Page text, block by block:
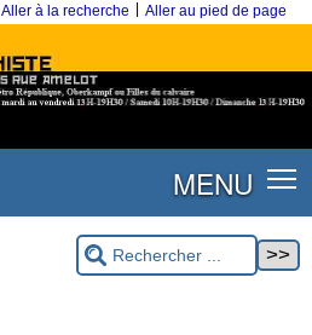
Aller à la recherche Aller au pied de page
MENU